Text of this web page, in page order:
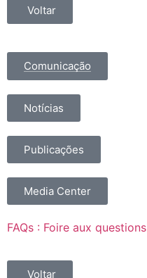
Voltar
Comunicação
Notícias
Publicações
Media Center
FAQs : Foire aux questions
Voltar